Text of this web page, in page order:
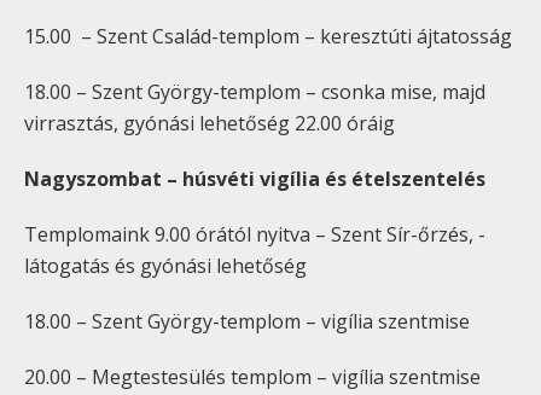
15.00 – Szent Család-templom – keresztúti ájtatosság
18.00 – Szent György-templom – csonka mise, majd
virrasztás, gyónási lehetőség 22.00 óráig
Nagyszombat – húsvéti vigília és ételszentelés
Templomaink 9.00 órától nyitva – Szent Sír-őrzés, -
látogatás és gyónási lehetőség
18.00 – Szent György-templom – vigília szentmise
20.00 – Megtestesülés templom – vigília szentmise